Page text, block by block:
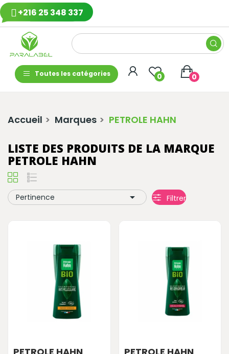
+216 25 348 337
Toutes les catégories 0 0
Accueil Marques PETROLE HAHN
LISTE DES PRODUITS DE LA MARQUE
PETROLE HAHN
Pertinence  Filtrer